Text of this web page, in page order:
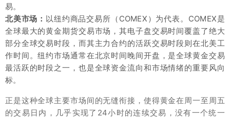
易。
北美市场： 以纽约商品交易所（COMEX）为代表。COMEX是
全球最大的黄金期货交易市场，其电子盘交易时间覆盖了绝大
部分全球交易时段，而其主力合约的活跃交易时段则在北美工
作时间。纽约市场通常在北京时间晚间开盘，是全球黄金交易
最活跃的时段之一，也是全球资金流向和市场情绪的重要风向
标。
正是这种全球主要市场间的无缝衔接，使得黄金在周一至周五
的交易日内，几乎实现了24小时的连续交易，没有一个统一